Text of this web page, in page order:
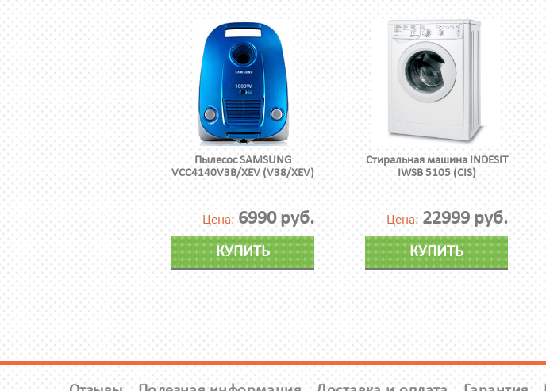
Пылесос SAMSUNG
VCC4140V3B/XEV (V38/XEV)
Цена: 6990 руб.
КУПИТЬ
Стиральная машина INDESIT
IWSB 5105 (CIS)
Цена: 22999 руб.
КУПИТЬ